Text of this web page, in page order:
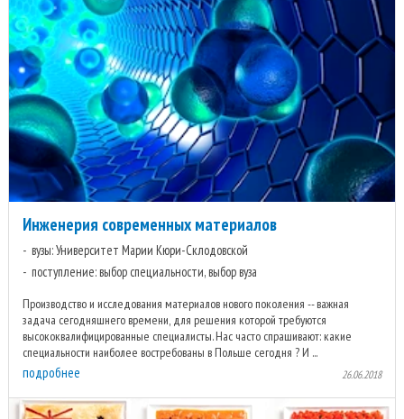
Инженерия современных материалов
вузы: Университет Марии Кюри-Склодовской
поступление: выбор специальности, выбор вуза
Производство и исследования материалов нового поколения -- важная
задача сегодняшнего времени, для решения которой требуются
высококвалифицированные специалисты. Нас часто спрашивают: какие
специальности наиболее востребованы в Польше сегодня ? И ...
подробнее 26.06.2018